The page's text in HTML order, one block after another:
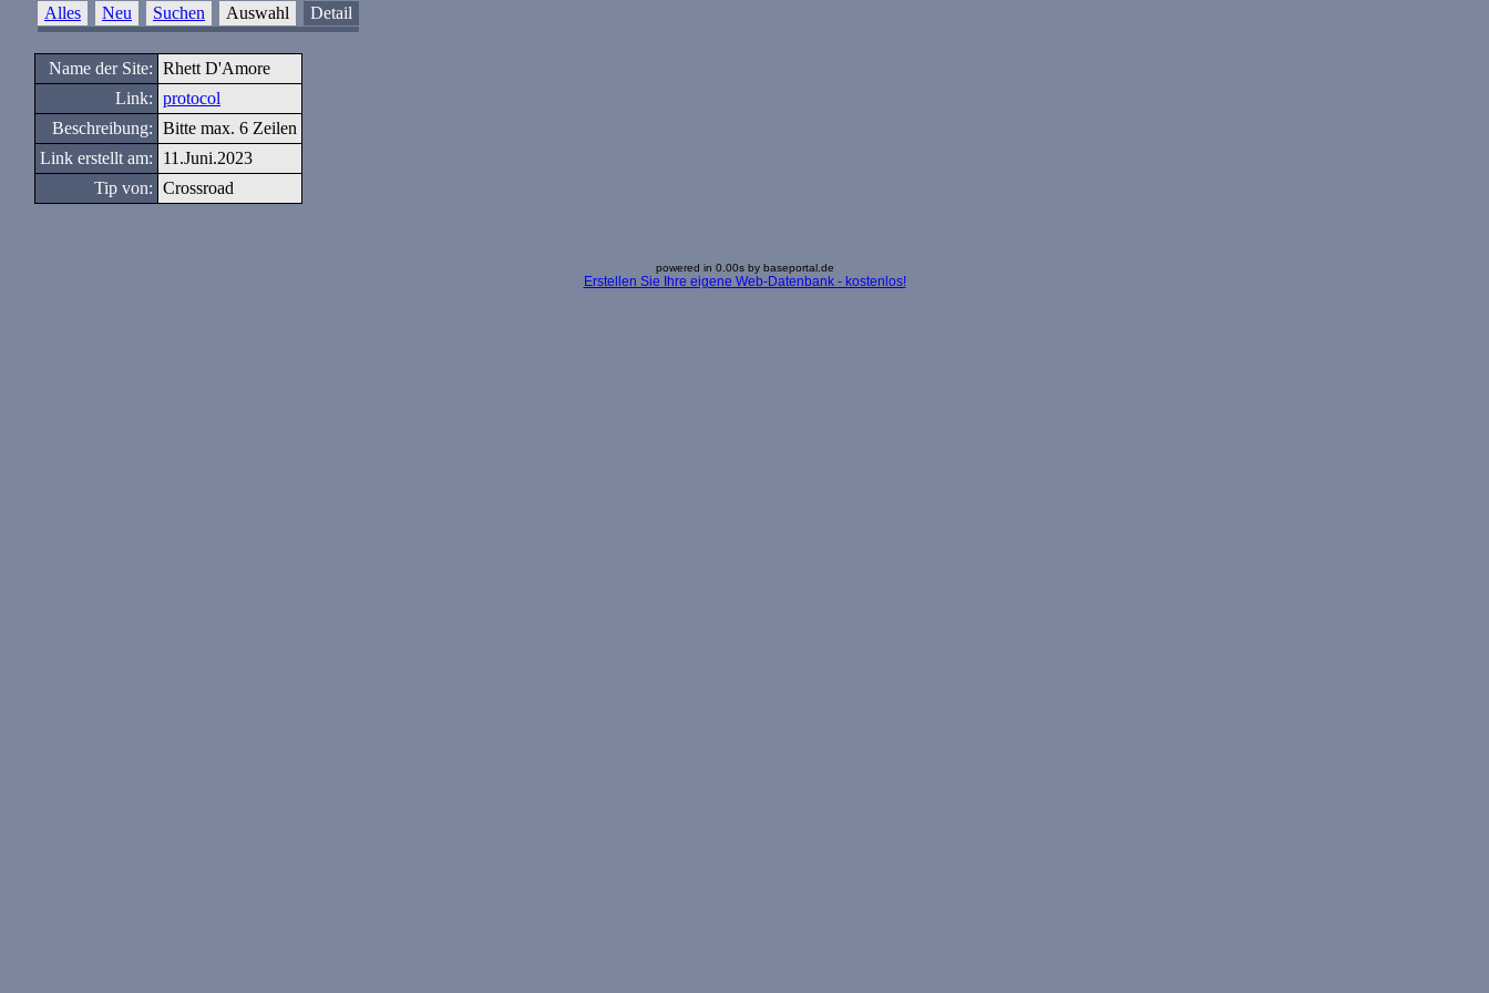
Alles Neu Suchen Auswahl Detail
Name der Site: Rhett D'Amore
Link: protocol
Beschreibung: Bitte max. 6 Zeilen
Link erstellt am:
11.Juni.2023
Tip von: Crossroad
powered in 0.00s by baseportal.de
Erstellen Sie Ihre eigene Web-Datenbank - kostenlos!